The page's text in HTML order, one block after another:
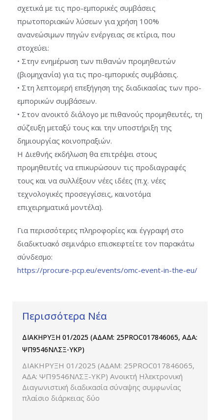
σχετικά με τις προ-εμπορικές συμβάσεις
πρωτοποριακών λύσεων για χρήση 100%
ανανεώσιμων πηγών ενέργειας σε κτίρια, που
στοχεύει:
• Στην ενημέρωση των πιθανών προμηθευτών
(βιομηχανία) για τις προ-εμπορικές συμβάσεις.
• Στη λεπτομερή επεξήγηση της διαδικασίας των προ-
εμπορικών συμβάσεων.
• Στον ανοικτό διάλογο με πιθανούς προμηθευτές, τη
σύζευξη μεταξύ τους και την υποστήριξη της
δημιουργίας κοινοπραξιών.
Η Διεθνής εκδήλωση θα επιτρέψει στους
προμηθευτές να επικυρώσουν τις προδιαγραφές
τους και να συλλέξουν νέες ιδέες (π.χ. νέες
τεχνολογικές προσεγγίσεις, καινοτόμα
επιχειρηματικά μοντέλα).
Για περισσότερες πληροφορίες και έγγραφή στο
διαδικτυακό σεμινάριο επισκεφτείτε τον παρακάτω
σύνδεσμο:
https://procure-pcp.eu/events/omc-event-in-the-eu/
Περισσότερα Νέα
ΔΙΑΚΗΡΥΞΗ 01/2025 (ΑΔΑΜ: 25PROC017846065, ΑΔΑ:
ΨΠ9546ΝΛΣΞ-ΥΚΡ)
ΔΙΑΚΗΡΥΞΗ 01/2025 (ΑΔΑΜ: 25PROC017846065,
ΑΔΑ: ΨΠ9546ΝΛΣΞ-ΥΚΡ) Ανοικτή Ηλεκτρονική
Διαγωνιστική διαδικασία σύναψης συμφωνίας
πλαίσιο διάρκειας δύο